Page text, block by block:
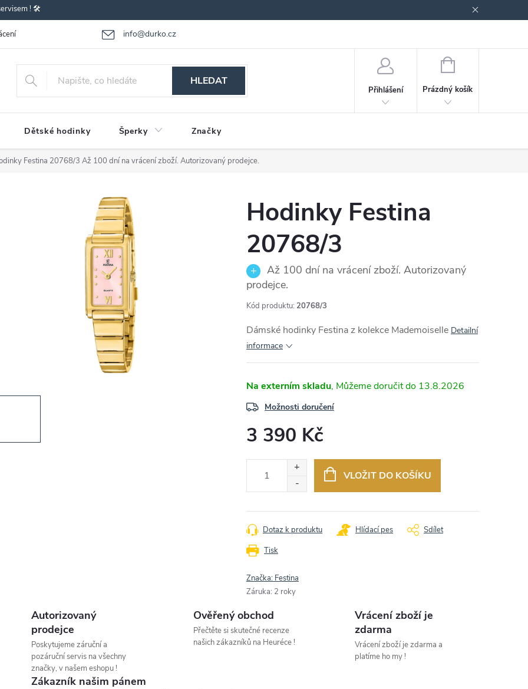
! 🛠️
info@durko.cz
- výměna zboží Reklamace zboží Obchodní podmínky
HLEDAT
Přihlášení
NÁKUPNÍ
Prázdný košík
Dětské hodinky Šperky Značky
Festina 20768/3 Až 100 dní na vrácení zboží. Autorizovaný prodejce.
Hodinky Festina
20768/3
Až 100 dní na vrácení zboží. Autorizovaný
prodejce.
Kód produktu: 20768/3
Dámské hodinky Festina z kolekce Mademoiselle Detailní
informace
Na externím skladu 13.8.2026
Možnosti doručení
3 390 Kč
VLOŽIT DO KOŠÍKU
Tisk
Dotaz k produktu Hlídací pes Sdílet
Značka: Festina
Záruka: 2 roky
Autorizovaný
prodejce
Poskytujeme záruční a
pozáruční servis na všechny
značky, v našem eshopu !
Ověřený obchod
Přečtěte si skutečné recenze
našich zákazníků na Heuréce !
Vrácení zboží je
zdarma
Vrácení zboží je zdarma a
platíme ho my !
Zákazník našim pánem